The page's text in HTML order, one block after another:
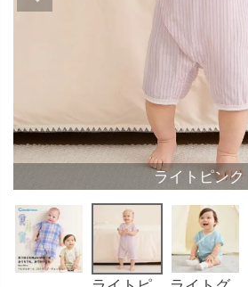
ライトピンク